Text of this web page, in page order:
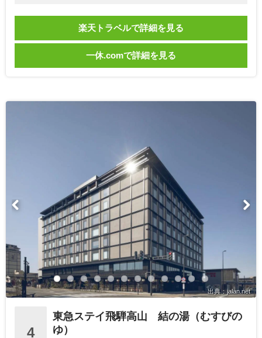
楽天トラベルで詳細を見る
一休.comで詳細を見る
出典：jalan.net
4
東急ステイ飛騨高山 結の湯（むすびの
ゆ）